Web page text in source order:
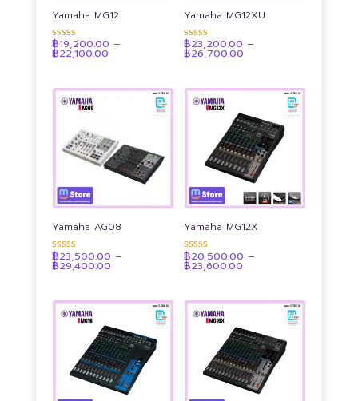
Yamaha MG12
ให้คะแนน
4.92
ตั้งแต่ 1-5
฿19,200.00 –
฿22,100.00Price
฿22,100.00
Yamaha MG12XU
ให้คะแนน
4.89
ตั้งแต่ 1-5
฿23,200.00 –
฿26,700.00
฿26,700.00
Yamaha AG08
ให้คะแนน
4.92
ตั้งแต่ 1-5
฿23,500.00 –
฿29,400.00Price
฿29,400.00
Yamaha MG12X
ให้คะแนน
4.88
ตั้งแต่ 1-5
฿20,500.00 –
฿23,600.00
฿23,600.00